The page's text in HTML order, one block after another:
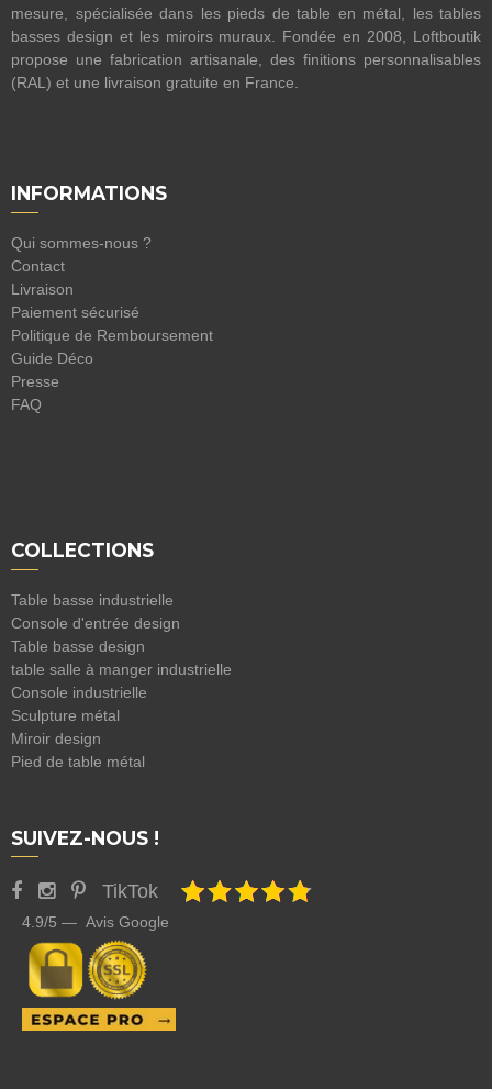
mesure, spécialisée dans les pieds de table en métal, les tables
basses design et les miroirs muraux. Fondée en 2008, Loftboutik
propose une fabrication artisanale, des finitions personnalisables
(RAL) et une livraison gratuite en France.
INFORMATIONS
Qui sommes-nous ?
Contact
Livraison
Paiement sécurisé
Politique de Remboursement
Guide Déco
Presse
FAQ
COLLECTIONS
Table basse industrielle
Console d'entrée design
Table basse design
table salle à manger industrielle
Console industrielle
Sculpture métal
Miroir design
Pied de table métal
SUIVEZ-NOUS !
TikTok
4.9/5 — Avis Google